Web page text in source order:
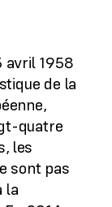
avril 1958
de la
quatre
les
sont pas
la